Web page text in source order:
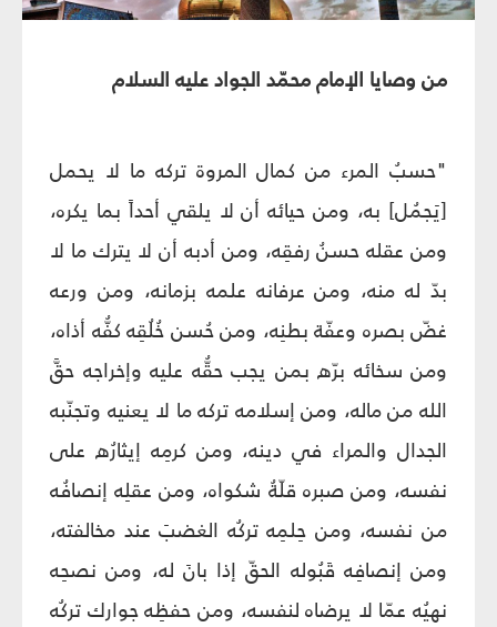
من وصايا الإمام محمّد الجواد عليه السلام
"حسبُ المرء من كمال المروة تركه ما لا يحمل
[يَجمُل] به، ومن حيائه أن لا يلقي أحداً بما يكره،
ومن عقله حسنُ رفقِه، ومن أدبه أن لا يترك ما لا
بدّ له منه، ومن عرفانه علمه بزمانه، ومن ورعه
غضّ بصره وعفّة بطنِه، ومن حُسن خُلُقِه كفُّه أذاه،
ومن سخائه برّه بمن يجب حقُّه عليه وإخراجه حقَّ
الله من ماله، ومن إسلامه تركه ما لا يعنيه وتجنّبه
الجدال والمراء في دينه، ومن كرمِه إيثارُه على
نفسه، ومن صبره قلّةُ شكواه، ومن عقلِه إنصافُه
من نفسه، ومن حِلمِه تركُه الغضبَ عند مخالفته،
ومن إنصافِه قَبُوله الحقّ إذا بانَ له، ومن نصحِه
نهيُه عمّا لا يرضاه لنفسه، ومن حفظِه جوارك تركُه